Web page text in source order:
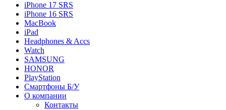
iPhone 17 SRS
iPhone 16 SRS
MacBook
iPad
Headphones & Accs
Watch
SAMSUNG
HONOR
PlayStation
Смартфоны Б/У
О компании
Контакты